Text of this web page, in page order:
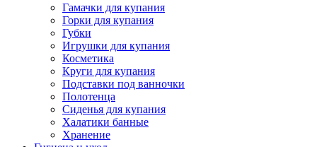
Гамачки для купания
Горки для купания
Губки
Игрушки для купания
Косметика
Круги для купания
Подставки под ванночки
Полотенца
Сиденья для купания
Халатики банные
Хранение